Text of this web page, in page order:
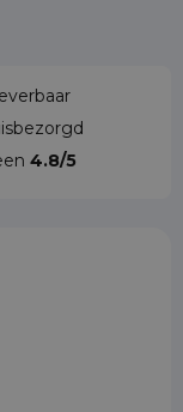
4.8/5